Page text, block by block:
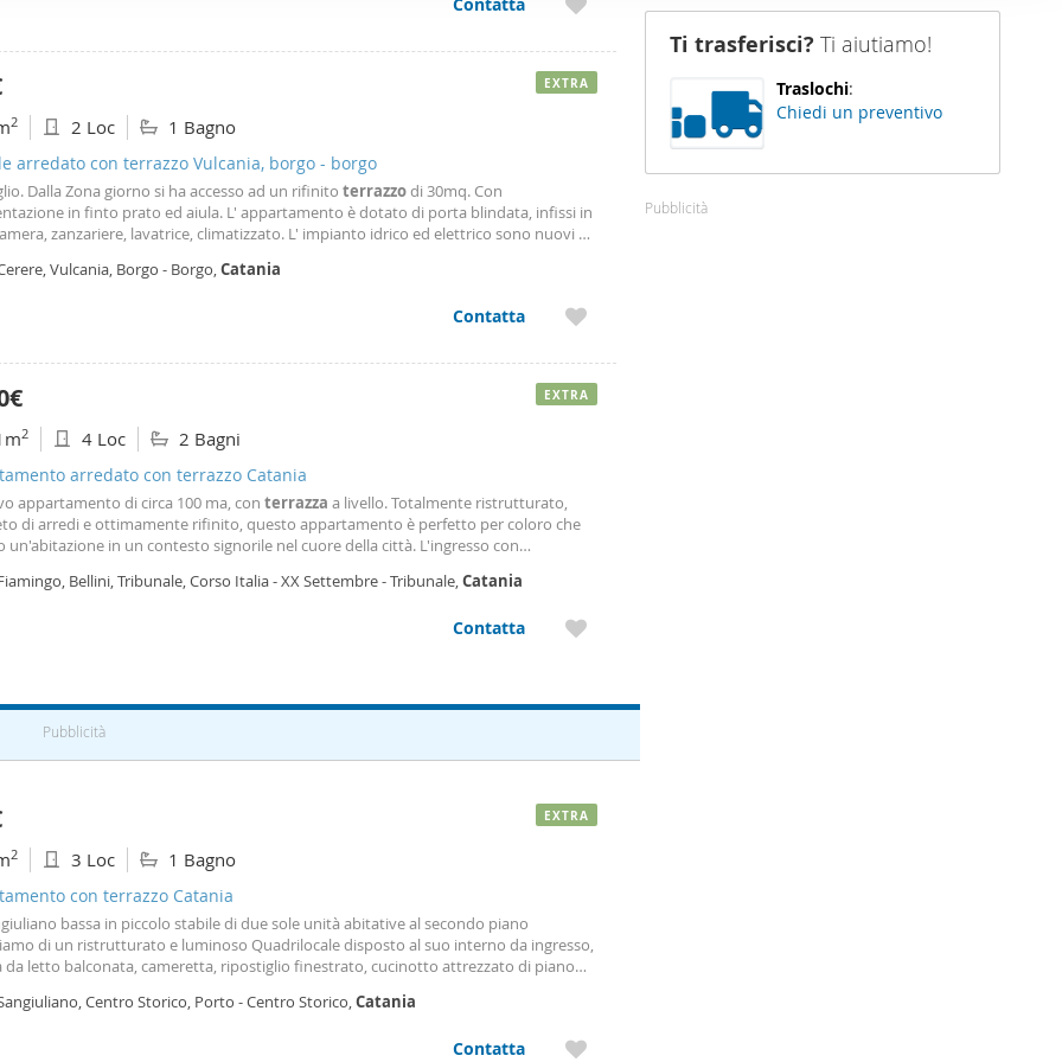
Condividiamo inoltre informazioni sul modo in cui utilizza il nostro sito
di analisi dei dati web, pubblicità e social media, i quali potrebbero
che ha fornito loro o che hanno raccolto dal suo utilizzo dei loro
con zona pranzo, una camera da letto finestrata, un bagno e un angolo cottura
abitazione è l’ideale per donne professioniste o studentesse in cerca di un ambiente
2 2 Loc 1 Bagno
arredato con terrazzo Vulcania, borgo - borgo
Dalla Zona giorno si ha accesso ad un rifinito terrazzodi 30mq. Con
in finto prato ed aiula. L' appartamento è dotato di porta blindata, infissi in
zanzariere, lavatrice, climatizzato. L' impianto idrico ed elettrico sono nuovi e
Vulcania, Borgo - Borgo,Catania
Contatta
EXTRA
2 4 Loc 2 Bagni
arredato con terrazzo Catania
appartamento di circa 100 ma, con terrazza a livello. Totalmente ristrutturato,
di arredi e ottimamente rifinito, questo appartamento è perfetto per coloro che
un'abitazione in un contesto signorile nel cuore della città. L'ingresso con
momenti di relax all'aperto. La proprietà
Bellini, Tribunale, Corso Italia - XX Settembre - Tribunale,Catania
Contatta
EXTRA
Pubblicità
2 3 Loc 1 Bagno
con terrazzo Catania
bassa in piccolo stabile di due sole unità abitative al secondo piano
di un ristrutturato e luminoso Quadrilocale disposto al suo interno da ingresso,
da letto balconata, cameretta, ripostiglio finestrato, cucinotto attrezzato di piano
di oltre 70 mq. Con
Centro Storico, Porto - Centro Storico,Catania
Contatta
EXTRA
Ti trasferisci? Ti aiutiamo!
Traslochi:
Chiedi un preventivo
Pubblicità